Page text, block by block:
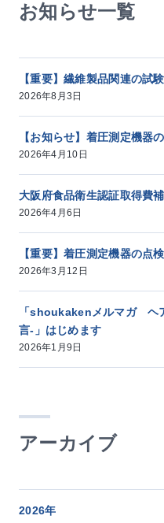
お知らせ一覧
【重要】繊維製品関連の試
2026年8月3日
【お知らせ】着圧測定機器
2026年4月10日
大阪府食品衛生認証取得費
2026年4月6日
【重要】着圧測定機器の点
2026年3月12日
「shoukakenメルマガ ヘ
言-」はじめます
2026年1月9日
アーカイブ
2026年